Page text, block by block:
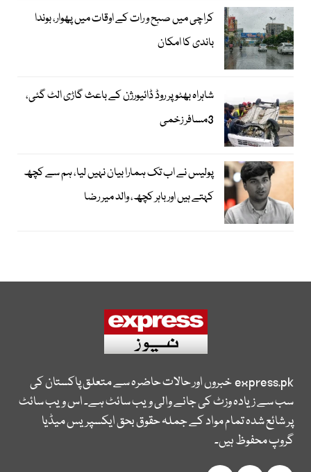
کراچی میں صبح و رات کے اوقات میں پھوار، بوندا
باندی کا امکان
شاہراہ بھٹو پر روڈ ڈائیورژن کے باعث گاڑی الٹ گئی،
3مسافر زخمی
پولیس نے اب تک ہمارا بیان نہیں لیا، ہم سے کچھ
کہتے ہیں اور باہر کچھ، والد میر رضا
express.pkخبروں اور حالات حاضرہ سے متعلق پاکستان کی
سب سے زیادہ وزٹ کی جانے والی ویب سائٹ ہے۔ اس ویب سائٹ
پر شائع شدہ تمام مواد کے جملہ حقوق بحق ایکسپریس میڈیا
گروپ محفوظ ہیں۔